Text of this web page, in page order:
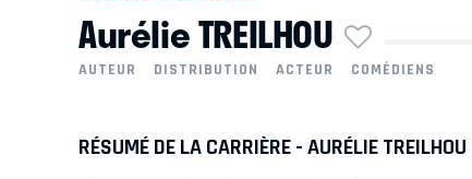
Aurélie TREILHOU
AUTEUR DISTRIBUTION ACTEUR COMÉDIENS
RÉSUMÉ DE LA CARRIÈRE - AURÉLIE TREILHOU